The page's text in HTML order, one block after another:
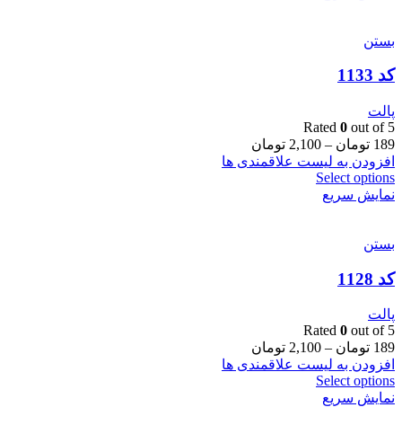
بستن
کد 1133
پالت
Rated 0 out of 5
189 تومان –
2,100 تومان
افزودن به لیست علاقمندی ها
Select options
نمایش سریع
بستن
کد 1128
پالت
Rated 0 out of 5
189 تومان –
2,100 تومان
افزودن به لیست علاقمندی ها
Select options
نمایش سریع